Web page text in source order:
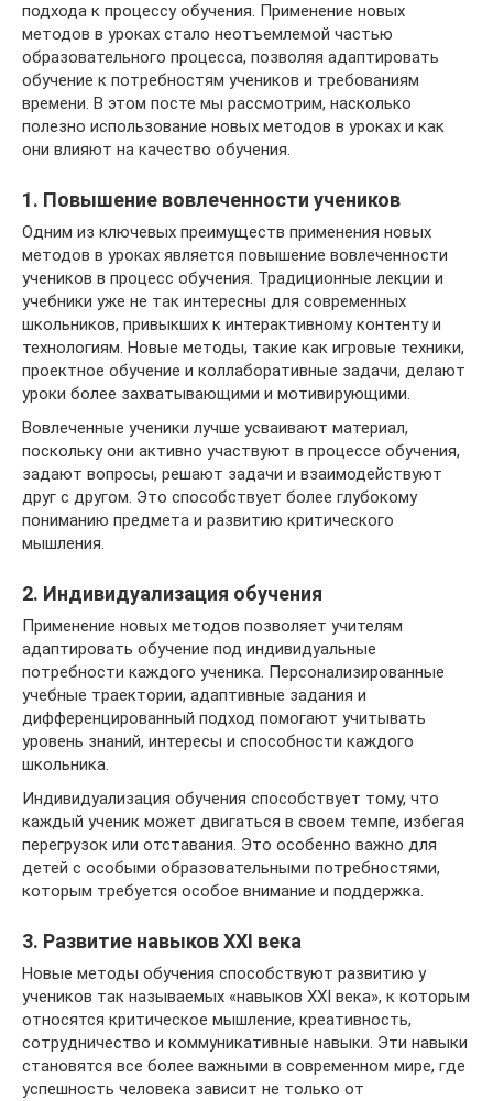
подхода к процессу обучения. Применение новых
методов в уроках стало неотъемлемой частью
образовательного процесса, позволяя адаптировать
обучение к потребностям учеников и требованиям
времени. В этом посте мы рассмотрим, насколько
полезно использование новых методов в уроках и как
они влияют на качество обучения.
1. Повышение вовлеченности учеников
Одним из ключевых преимуществ применения новых
методов в уроках является повышение вовлеченности
учеников в процесс обучения. Традиционные лекции и
учебники уже не так интересны для современных
школьников, привыкших к интерактивному контенту и
технологиям. Новые методы, такие как игровые техники,
проектное обучение и коллаборативные задачи, делают
уроки более захватывающими и мотивирующими.
Вовлеченные ученики лучше усваивают материал,
поскольку они активно участвуют в процессе обучения,
задают вопросы, решают задачи и взаимодействуют
друг с другом. Это способствует более глубокому
пониманию предмета и развитию критического
мышления.
2. Индивидуализация обучения
Применение новых методов позволяет учителям
адаптировать обучение под индивидуальные
потребности каждого ученика. Персонализированные
учебные траектории, адаптивные задания и
дифференцированный подход помогают учитывать
уровень знаний, интересы и способности каждого
школьника.
Индивидуализация обучения способствует тому, что
каждый ученик может двигаться в своем темпе, избегая
перегрузок или отставания. Это особенно важно для
детей с особыми образовательными потребностями,
которым требуется особое внимание и поддержка.
3. Развитие навыков XXI века
Новые методы обучения способствуют развитию у
учеников так называемых «навыков XXI века», к которым
относятся критическое мышление, креативность,
сотрудничество и коммуникативные навыки. Эти навыки
становятся все более важными в современном мире, где
успешность человека зависит не только от